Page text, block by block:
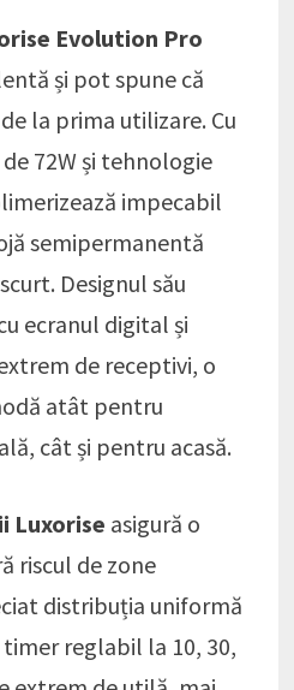
Evolution Pro
și pot spune că
la prima utilizare. Cu
72W și tehnologie
impecabil
semipermanentă
Designul său
ecranul digital și
de receptivi, o
atât pentru
cât și pentru acasă.
Luxorise asigură o
riscul de zone
distribuția uniformă
reglabil la 10, 30,